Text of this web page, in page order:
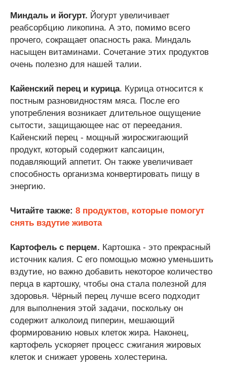
Миндаль и йогурт. Йогурт увеличивает
реабсорбцию ликопина. А это, помимо всего
прочего, сокращает опасность рака. Миндаль
насыщен витаминами. Сочетание этих продуктов
очень полезно для нашей талии.
Кайенский перец и курица. Курица относится к
постным разновидностям мяса. После его
употребления возникает длительное ощущение
сытости, защищающее нас от переедания.
Кайенский перец - мощный жиросжигающий
продукт, который содержит капсаицин,
подавляющий аппетит. Он также увеличивает
способность организма конвертировать пищу в
энергию.
Читайте также: 8 продуктов, которые помогут
снять вздутие живота
Картофель с перцем. Картошка - это прекрасный
источник калия. С его помощью можно уменьшить
вздутие, но важно добавить некоторое количество
перца в картошку, чтобы она стала полезной для
здоровья. Чёрный перец лучше всего подходит
для выполнения этой задачи, поскольку он
содержит алколоид пиперин, мешающий
формированию новых клеток жира. Наконец,
картофель ускоряет процесс сжигания жировых
клеток и снижает уровень холестерина.